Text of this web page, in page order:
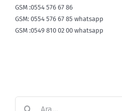
GSM :0554 576 67 86
GSM: 0554 576 67 85 whatsapp
GSM :0549 810 02 00 whatsapp